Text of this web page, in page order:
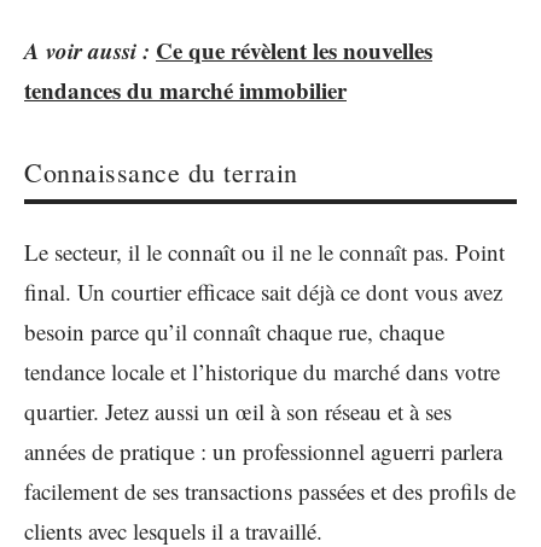
A voir aussi : Ce que révèlent les nouvelles
tendances du marché immobilier
Connaissance du terrain
Le secteur, il le connaît ou il ne le connaît pas. Point
final. Un courtier efficace sait déjà ce dont vous avez
besoin parce qu’il connaît chaque rue, chaque
tendance locale et l’historique du marché dans votre
quartier. Jetez aussi un œil à son réseau et à ses
années de pratique : un professionnel aguerri parlera
facilement de ses transactions passées et des profils de
clients avec lesquels il a travaillé.